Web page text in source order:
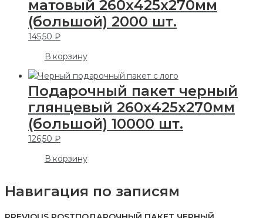
матовый 260х425х270мм
(большой) 2000 шт.
145,50₽
В корзину
Подарочный пакет черный
глянцевый 260х425х270мм
(большой) 10000 шт.
126,50₽
В корзину
Навигация по записям